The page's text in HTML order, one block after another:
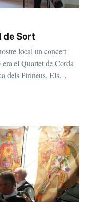
de Sort
local un concert
el Quartet de Corda
dels Pirineus. Els
Esquius (viola),